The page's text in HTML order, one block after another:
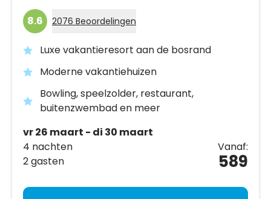
8.6 2076 Beoordelingen
Luxe vakantieresort aan de bosrand
Moderne vakantiehuizen
Bowling, speelzolder, restaurant,
buitenzwembad en meer
vr 26 maart - di 30 maart
4 nachten
2 gasten
Vanaf:
589